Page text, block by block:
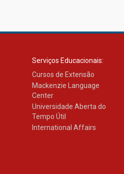
Serviços Educacionais:
Cursos de Extensão
Mackenzie Language
Center
Universidade Aberta do
Tempo Útil
International Affairs